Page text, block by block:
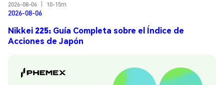
2026-08-06
10-15m
2026-08-06
Nikkei 225: Guía Completa sobre el Índice de
Acciones de Japón